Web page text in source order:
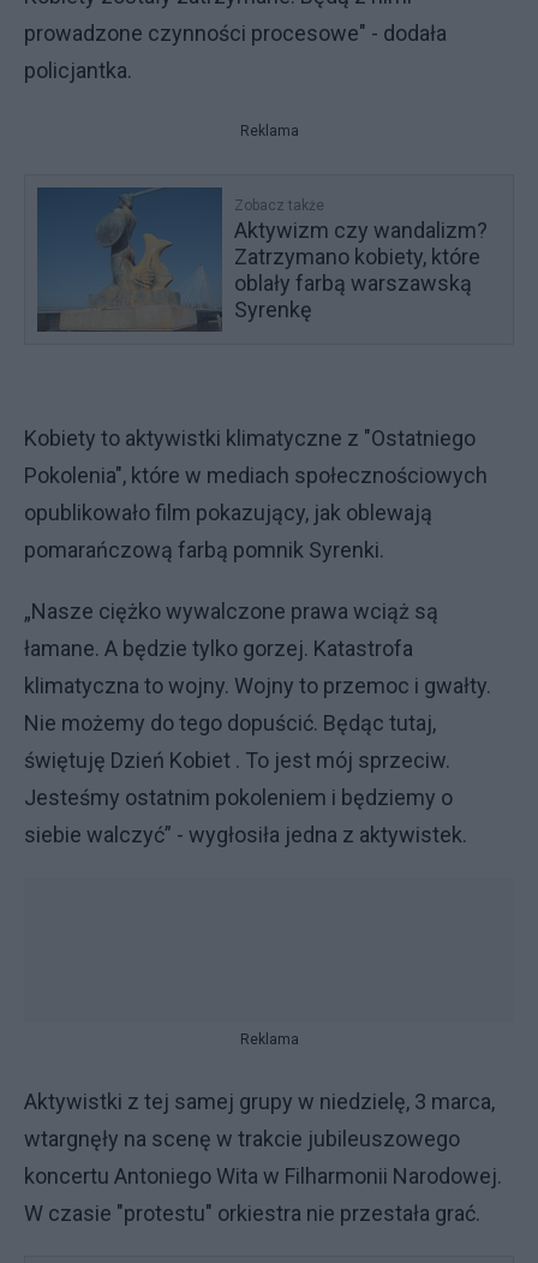
prowadzone czynności procesowe" - dodała
policjantka.
Reklama
Zobacz także
Aktywizm czy wandalizm?
Zatrzymano kobiety, które
oblały farbą warszawską
Syrenkę
Kobiety to aktywistki klimatyczne z "Ostatniego
Pokolenia", które w mediach społecznościowych
opublikowało film pokazujący, jak oblewają
pomarańczową farbą pomnik Syrenki.
„Nasze ciężko wywalczone prawa wciąż są
łamane. A będzie tylko gorzej. Katastrofa
klimatyczna to wojny. Wojny to przemoc i gwałty.
Nie możemy do tego dopuścić. Będąc tutaj,
świętuję Dzień Kobiet . To jest mój sprzeciw.
Jesteśmy ostatnim pokoleniem i będziemy o
siebie walczyć” - wygłosiła jedna z aktywistek.
Reklama
Aktywistki z tej samej grupy w niedzielę, 3 marca,
wtargnęły na scenę w trakcie jubileuszowego
koncertu Antoniego Wita w Filharmonii Narodowej.
W czasie "protestu" orkiestra nie przestała grać.